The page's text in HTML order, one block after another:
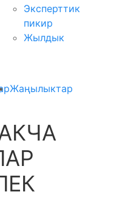
Эксперттик
пикир
Жылдык
Жаңылыктар